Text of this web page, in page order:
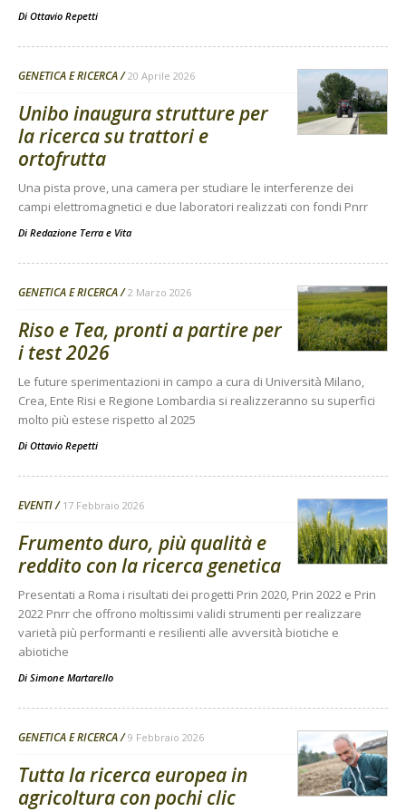
Di Ottavio Repetti
GENETICA E RICERCA 20 Aprile 2026
Unibo inaugura strutture per
la ricerca su trattori e
ortofrutta
Una pista prove, una camera per studiare le interferenze dei
campi elettromagnetici e due laboratori realizzati con fondi Pnrr
Di Redazione Terra e Vita
GENETICA E RICERCA 2 Marzo 2026
Riso e Tea, pronti a partire per
i test 2026
Le future sperimentazioni in campo a cura di Università Milano,
Crea, Ente Risi e Regione Lombardia si realizzeranno su superfici
molto più estese rispetto al 2025
Di Ottavio Repetti
EVENTI 17 Febbraio 2026
Frumento duro, più qualità e
reddito con la ricerca genetica
Presentati a Roma i risultati dei progetti Prin 2020, Prin 2022 e Prin
2022 Pnrr che offrono moltissimi validi strumenti per realizzare
varietà più performanti e resilienti alle avversità biotiche e
abiotiche
Di Simone Martarello
GENETICA E RICERCA 9 Febbraio 2026
Tutta la ricerca europea in
agricoltura con pochi clic